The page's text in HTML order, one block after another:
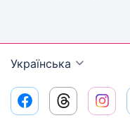
Українська